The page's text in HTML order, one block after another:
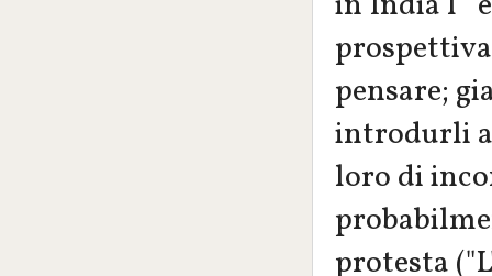
pensare;
introdurli a
loro di
protesta